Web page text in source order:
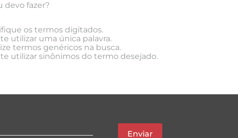
devo fazer?
os termos digitados.
utilizar uma única palavra.
termos genéricos na busca.
utilizar sinônimos do termo desejado.
Enviar